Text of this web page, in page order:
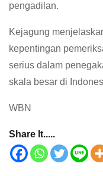
pengadilan.
Kejagung
kepentingan
serius dalam
skala besar di
WBN
Share It.....